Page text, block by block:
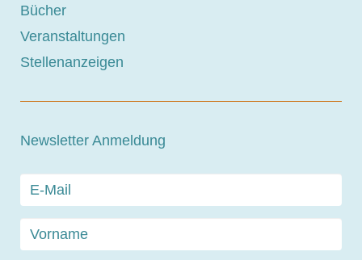
Bücher
Veranstaltungen
Stellenanzeigen
Newsletter Anmeldung